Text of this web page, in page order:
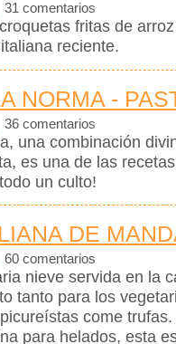
31 comentarios
fritas de
reciente.
NORMA -
36 comentarios
una combinación
es una de las
un culto!
DE
60 comentarios
nieve servida en la
tanto para los
come
para helados, esta